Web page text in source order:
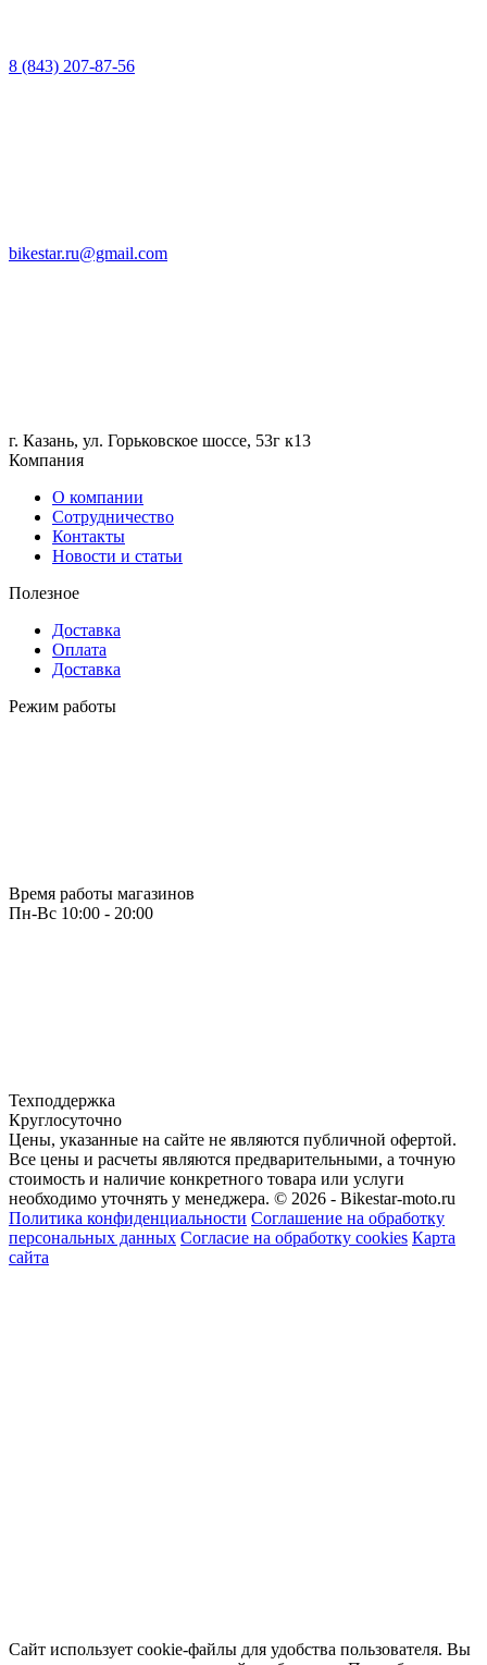
8 (843) 207-87-56
bikestar.ru@gmail.com
г. Казань, ул. Горьковское шоссе, 53г к13
Компания
О компании
Сотрудничество
Контакты
Новости и статьи
Полезное
Доставка
Оплата
Доставка
Режим работы
Время работы магазинов
Пн-Вс 10:00 - 20:00
Техподдержка
Круглосуточно
Цены, указанные на сайте не являются публичной офертой.
Все цены и расчеты являются предварительными, а точную
стоимость и наличие конкретного товара или услуги
необходимо уточнять у менеджера. © 2026 - Bikestar-moto.ru
Политика конфиденциальности Соглашение на обработку
персональных данных Согласие на обработку cookies Карта
сайта
Сайт использует cookie-файлы для удобства пользователя. Вы